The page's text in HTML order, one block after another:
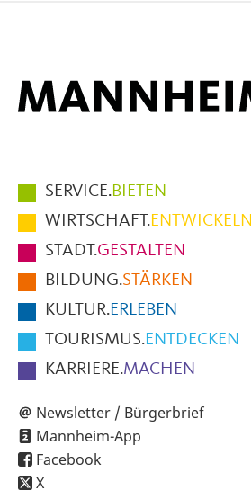
Hauptmenüpunkte
im
Fußbereich
der
Seite
SERVICE.BIETEN
WIRTSCHAFT.ENTWICKELN
STADT.GESTALTEN
BILDUNG.STÄRKEN
KULTUR.ERLEBEN
TOURISMUS.ENTDECKEN
KARRIERE.MACHEN
Newsletter / Bürgerbrief
Mannheim-App
Facebook
X